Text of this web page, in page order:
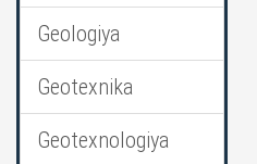
Geologiya
Geotexnika
Geotexnologiya